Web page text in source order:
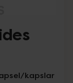
kapslar